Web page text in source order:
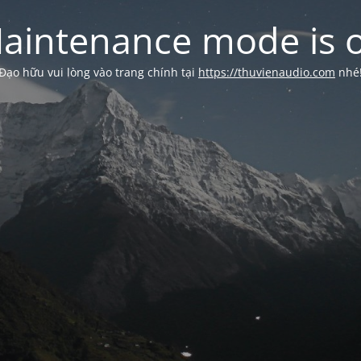
mode is
hữu vui lòng vào trang chính tại https://thuvienaudio.com